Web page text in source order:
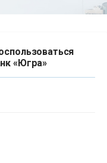
«Югра»